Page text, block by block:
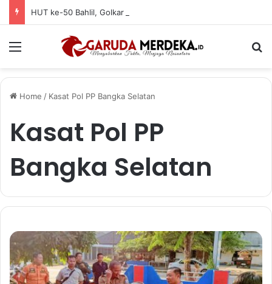
Menu
Home / Kasat Pol PP Bangka Selatan
Kasat Pol PP
Bangka Selatan